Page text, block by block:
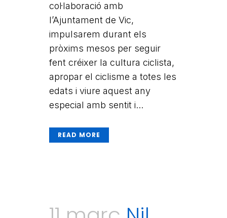
col·laboració amb
l’Ajuntament de Vic,
impulsarem durant els
pròxims mesos per seguir
fent créixer la cultura ciclista,
apropar el ciclisme a totes les
edats i viure aquest any
especial amb sentit i...
READ MORE